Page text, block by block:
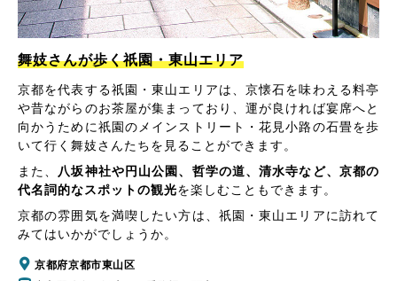
舞妓さんが歩く祇園・東山エリア
京都を代表する祇園・東山エリアは、京懐石を味わえる料亭
や昔ながらのお茶屋が集まっており、運が良ければ宴席へと
向かうために祇園のメインストリート・花見小路の石畳を歩
いて行く舞妓さんたちを見ることができます。
また、
八坂神社や円山公園、哲学の道、清水寺など、京都の
代名詞的なスポットの観光を楽しむこともできます。
京都の雰囲気を満喫したい方は、祇園・東山エリアに訪れて
みてはいかがでしょうか。
京都府京都市東山区